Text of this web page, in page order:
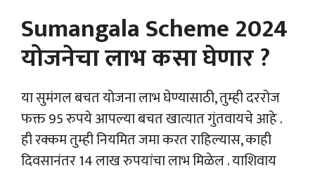
Sumangala Scheme 2024
योजनेचा लाभ कसा घेणार ?
या सुमंगल बचत योजना लाभ घेण्यासाठी, तुम्ही दररोज
फक्त 95 रुपये आपल्या बचत खात्यात गुंतवायचे आहे .
ही रक्कम तुम्ही नियमित जमा करत राहिल्यास, काही
दिवसानंतर 14 लाख रुपयांचा लाभ मिळेल . याशिवाय